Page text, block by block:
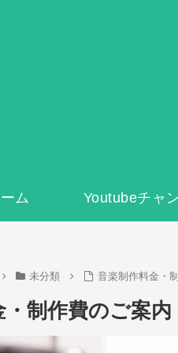
ム Youtubeチャ
未分類 音楽制作料金・
制作費のご案内